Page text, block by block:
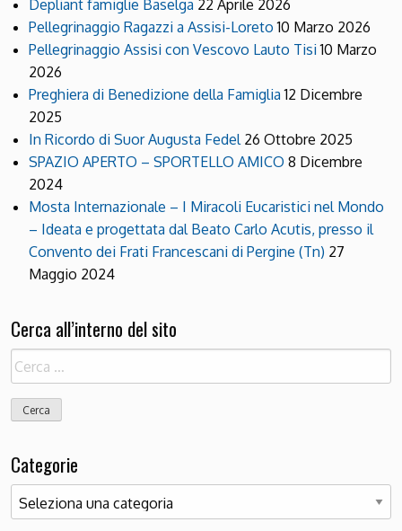
Depliant famiglie Baselga 22 Aprile 2026
Pellegrinaggio Ragazzi a Assisi-Loreto 10 Marzo 2026
Pellegrinaggio Assisi con Vescovo Lauto Tisi 10 Marzo
2026
Preghiera di Benedizione della Famiglia 12 Dicembre
2025
In Ricordo di Suor Augusta Fedel 26 Ottobre 2025
SPAZIO APERTO – SPORTELLO AMICO 8 Dicembre
2024
Mosta Internazionale – I Miracoli Eucaristici nel Mondo
– Ideata e progettata dal Beato Carlo Acutis, presso il
Convento dei Frati Francescani di Pergine (Tn) 27
Maggio 2024
Cerca all’interno del sito
Ricerca
per:
Categorie
Categorie